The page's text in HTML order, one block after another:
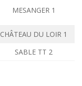
MESANGER 1
CHÂTEAU DU LOIR 1
SABLE TT 2